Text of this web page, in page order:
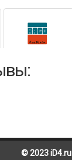
© 2023 iD4.ru